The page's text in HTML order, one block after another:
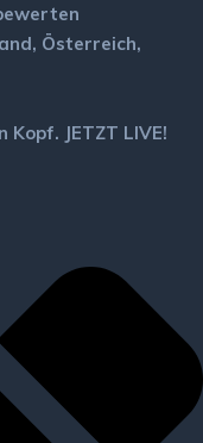
Österreich,
JETZT LIVE!